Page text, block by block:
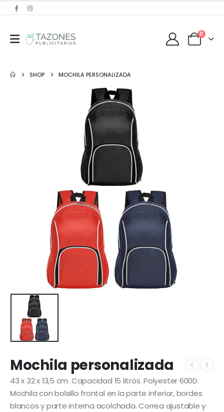
0
SHOP MOCHILA PERSONALIZADA
Mochila personalizada
43 x 32 x 13,5 cm. Capacidad 15 litros. Polyester 600D.
Mochila con bolsillo frontal en la parte inferior, bordes
blancos y parte interna acolchada. Correa ajustable y